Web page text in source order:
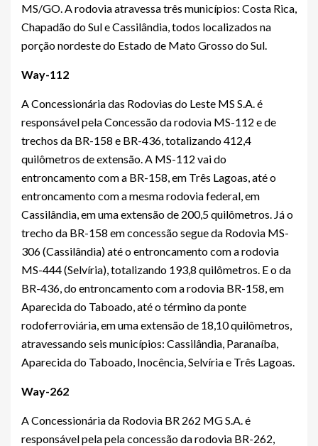
MS/GO. A rodovia atravessa três municípios: Costa Rica,
Chapadão do Sul e Cassilândia, todos localizados na
porção nordeste do Estado de Mato Grosso do Sul.
Way-112
A Concessionária das Rodovias do Leste MS S.A. é
responsável pela Concessão da rodovia MS-112 e de
trechos da BR-158 e BR-436, totalizando 412,4
quilômetros de extensão. A MS-112 vai do
entroncamento com a BR-158, em Três Lagoas, até o
entroncamento com a mesma rodovia federal, em
Cassilândia, em uma extensão de 200,5 quilômetros. Já o
trecho da BR-158 em concessão segue da Rodovia MS-
306 (Cassilândia) até o entroncamento com a rodovia
MS-444 (Selvíria), totalizando 193,8 quilômetros. E o da
BR-436, do entroncamento com a rodovia BR-158, em
Aparecida do Taboado, até o término da ponte
rodoferroviária, em uma extensão de 18,10 quilômetros,
atravessando seis municípios: Cassilândia, Paranaíba,
Aparecida do Taboado, Inocência, Selvíria e Três Lagoas.
Way-262
A Concessionária da Rodovia BR 262 MG S.A. é
responsável pela pela concessão da rodovia BR-262,